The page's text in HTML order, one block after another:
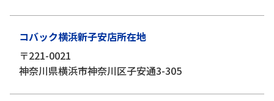
コバック横浜新子安店所在地
〒221-0021
神奈川県横浜市神奈川区子安通3-305